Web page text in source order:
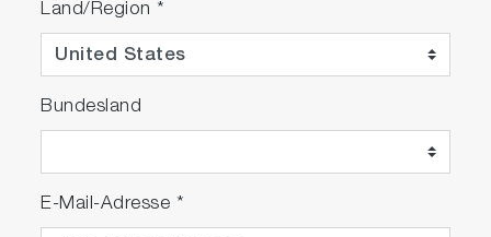
Land/Region *
Bundesland
E-Mail-Adresse *